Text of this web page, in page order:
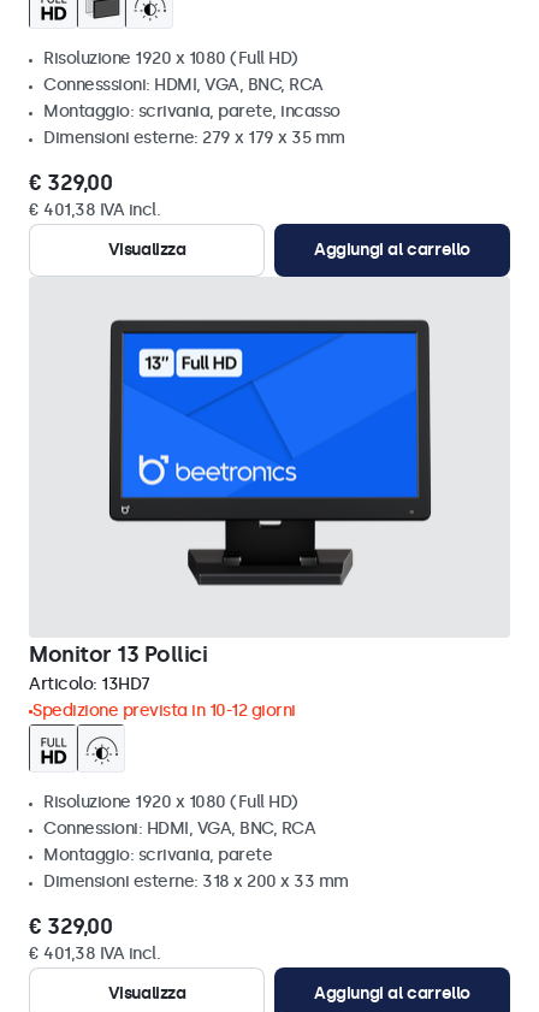
Risoluzione 1920 x 1080 (Full HD)
Connesssioni: HDMI, VGA, BNC, RCA
Montaggio: scrivania, parete, incasso
Dimensioni esterne: 279 x 179 x 35 mm
€ 329,00
€ 401,38 IVA incl.
Visualizza
Aggiungi al carrello
Monitor 13 Pollici
Articolo: 13HD7
Spedizione prevista in 10-12 giorni
Risoluzione 1920 x 1080 (Full HD)
Connessioni: HDMI, VGA, BNC, RCA
Montaggio: scrivania, parete
Dimensioni esterne: 318 x 200 x 33 mm
€ 329,00
€ 401,38 IVA incl.
Visualizza
Aggiungi al carrello